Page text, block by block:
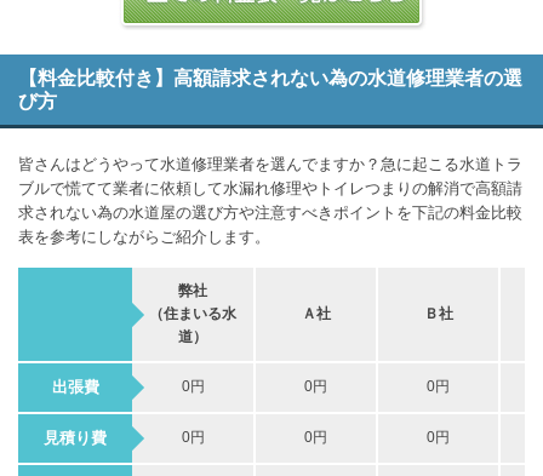
【料金比較付き】高額請求されない為の水道修理業者の選
び方
皆さんはどうやって水道修理業者を選んでますか？急に起こる水道トラ
ブルで慌てて業者に依頼して水漏れ修理やトイレつまりの解消で高額請
求されない為の水道屋の選び方や注意すべきポイントを下記の料金比較
表を参考にしながらご紹介します。
弊社
（住まいる水
道）
Ａ社 Ｂ社
出張費 0円 0円 0円
見積り費 0円 0円 0円